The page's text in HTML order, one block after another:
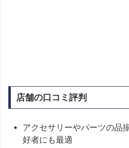
店舗の口コミ評判
アクセサリーやパーツの品
好者にも最適